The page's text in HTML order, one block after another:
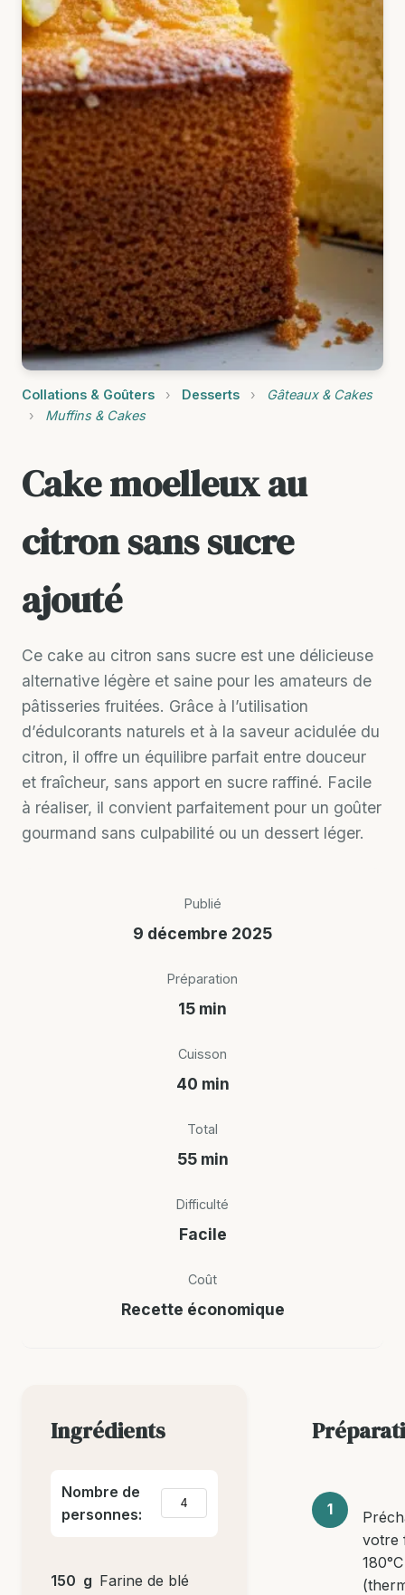
Collations & Goûters › Desserts ›
Gâteaux & Cakes
›
Muffins & Cakes
Cake moelleux au
citron sans sucre
ajouté
Ce cake au citron sans sucre est une délicieuse
alternative légère et saine pour les amateurs de
pâtisseries fruitées. Grâce à l’utilisation
d’édulcorants naturels et à la saveur acidulée du
citron, il offre un équilibre parfait entre douceur
et fraîcheur, sans apport en sucre raffiné. Facile
à réaliser, il convient parfaitement pour un goûter
gourmand sans culpabilité ou un dessert léger.
Publié
9 décembre 2025
Préparation
15 min
Cuisson
40 min
Total
55 min
Difficulté
Facile
Coût
Recette économique
Ingrédients
Nombre de
personnes:
150 g Farine de blé
votre
180°C